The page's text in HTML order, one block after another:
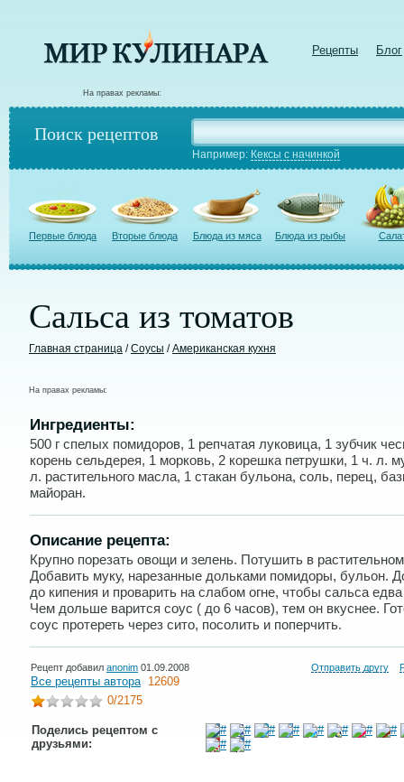
Рецепты Блог
На правах рекламы:
Поиск рецептов
Например: Кексы с начинкой
Первые блюда Вторые блюда Блюда из мяса Блюда из рыбы
Сальса из томатов
Главная страница /Соусы /Американская кухня
На правах рекламы:
Ингредиенты:
500 г спелых помидоров, 1 репчатая луковица, 1 зубчик
корень сельдерея, 1 морковь, 2 корешка петрушки, 1 ч. л.
л. растительного масла, 1 стакан бульона, соль, перец,
майоран.
Описание рецепта:
Крупно порезать овощи и зелень. Потушить в
Добавить муку, нарезанные дольками помидоры, бульон.
до кипения и проварить на слабом огне, чтобы сальса
Чем дольше варится соус ( до 6 часов), тем он вкуснее.
соус протереть через сито, посолить и поперчить.
Рецепт добавил anonim 01.09.2008 Отправить другу
Все рецепты автора 12609
0/2175
Поделись рецептом с
друзьями: